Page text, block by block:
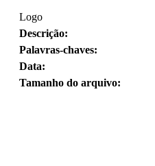
Logo
Descrição:
Palavras-chaves:
Data:
Tamanho do arquivo: